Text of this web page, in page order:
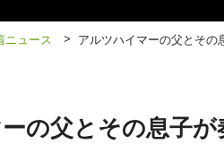
ニュース > アルツハイマーの父とその
の父とその息子